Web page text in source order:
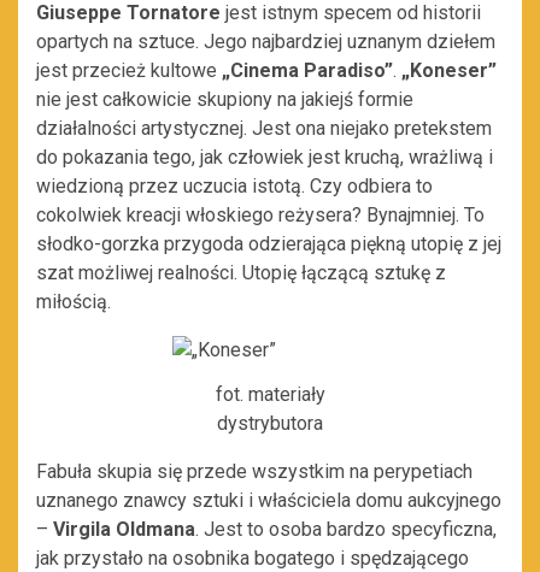
Giuseppe Tornatore jest istnym specem od historii
opartych na sztuce. Jego najbardziej uznanym dziełem
jest przecież kultowe „Cinema Paradiso”. „Koneser”
nie jest całkowicie skupiony na jakiejś formie
działalności artystycznej. Jest ona niejako pretekstem
do pokazania tego, jak człowiek jest kruchą, wrażliwą i
wiedzioną przez uczucia istotą. Czy odbiera to
cokolwiek kreacji włoskiego reżysera? Bynajmniej. To
słodko-gorzka przygoda odzierająca piękną utopię z jej
szat możliwej realności. Utopię łączącą sztukę z
miłością.
fot. materiały
dystrybutora
Fabuła skupia się przede wszystkim na perypetiach
uznanego znawcy sztuki i właściciela domu aukcyjnego
– Virgila Oldmana. Jest to osoba bardzo specyficzna,
jak przystało na osobnika bogatego i spędzającego